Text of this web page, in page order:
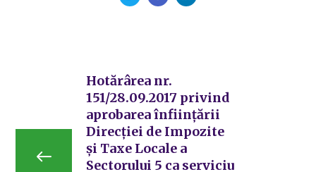
Hotărârea nr.
151/28.09.2017 privind
aprobarea înființării
Direcției de Impozite
și Taxe Locale a
Sectorului 5 ca serviciu